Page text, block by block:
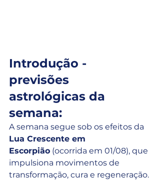
Introdução -
previsões
astrológicas da
semana:
A semana segue sob os efeitos da
Lua Crescente em
Escorpião (ocorrida em 01/08), que
impulsiona movimentos de
transformação, cura e regeneração.